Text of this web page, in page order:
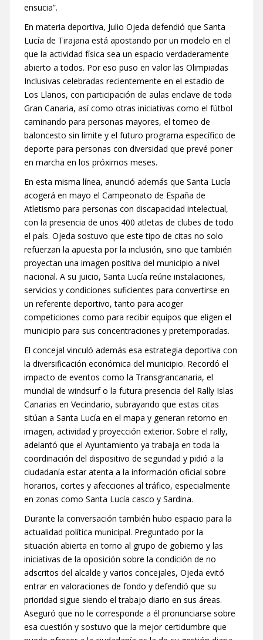
ensucia”.
En materia deportiva, Julio Ojeda defendió que Santa
Lucía de Tirajana está apostando por un modelo en el
que la actividad física sea un espacio verdaderamente
abierto a todos. Por eso puso en valor las Olimpiadas
Inclusivas celebradas recientemente en el estadio de
Los Llanos, con participación de aulas enclave de toda
Gran Canaria, así como otras iniciativas como el fútbol
caminando para personas mayores, el torneo de
baloncesto sin límite y el futuro programa específico de
deporte para personas con diversidad que prevé poner
en marcha en los próximos meses.
En esta misma línea, anunció además que Santa Lucía
acogerá en mayo el Campeonato de España de
Atletismo para personas con discapacidad intelectual,
con la presencia de unos 400 atletas de clubes de todo
el país. Ojeda sostuvo que este tipo de citas no solo
refuerzan la apuesta por la inclusión, sino que también
proyectan una imagen positiva del municipio a nivel
nacional. A su juicio, Santa Lucía reúne instalaciones,
servicios y condiciones suficientes para convertirse en
un referente deportivo, tanto para acoger
competiciones como para recibir equipos que eligen el
municipio para sus concentraciones y pretemporadas.
El concejal vinculó además esa estrategia deportiva con
la diversificación económica del municipio. Recordó el
impacto de eventos como la Transgrancanaria, el
mundial de windsurf o la futura presencia del Rally Islas
Canarias en Vecindario, subrayando que estas citas
sitúan a Santa Lucía en el mapa y generan retorno en
imagen, actividad y proyección exterior. Sobre el rally,
adelantó que el Ayuntamiento ya trabaja en toda la
coordinación del dispositivo de seguridad y pidió a la
ciudadanía estar atenta a la información oficial sobre
horarios, cortes y afecciones al tráfico, especialmente
en zonas como Santa Lucía casco y Sardina.
Durante la conversación también hubo espacio para la
actualidad política municipal. Preguntado por la
situación abierta en torno al grupo de gobierno y las
iniciativas de la oposición sobre la condición de no
adscritos del alcalde y varios concejales, Ojeda evitó
entrar en valoraciones de fondo y defendió que su
prioridad sigue siendo el trabajo diario en sus áreas.
Aseguró que no le corresponde a él pronunciarse sobre
esa cuestión y sostuvo que la mejor certidumbre que